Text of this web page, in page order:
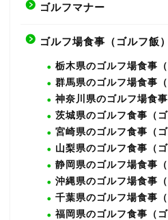
ゴルフマナー
ゴルフ場食事（ゴルフ飯）
栃木県のゴルフ場食事（
群馬県のゴルフ場食事（
神奈川県のゴルフ場食事
茨城県のゴルフ食事（ゴ
宮崎県のゴルフ食事（ゴ
山梨県のゴルフ食事（ゴ
静岡県のゴルフ場食事（
沖縄県のゴルフ場食事（
千葉県のゴルフ場食事
福岡県のゴルフ食事（ゴ